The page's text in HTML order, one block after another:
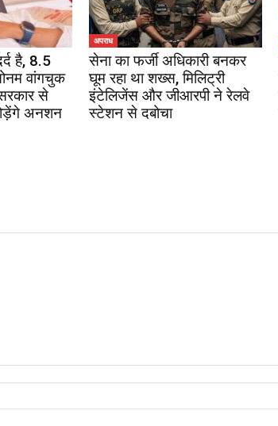
है, 8.5
वांगचुक
से
अनशन
अपराध
सेना का फर्जी अधिकारी बनकर
घूम रहा था शख्स, मिलिट्री
इंटेलिजेंस और जीआरपी ने रेलवे
स्टेशन से दबोचा